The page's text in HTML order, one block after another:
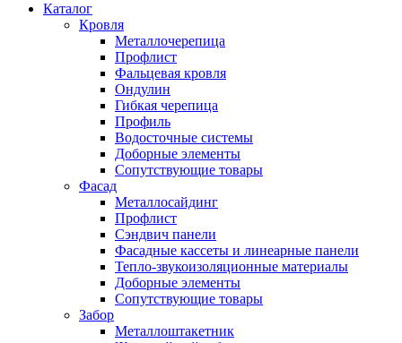
Каталог
Кровля
Металлочерепица
Профлист
Фальцевая кровля
Ондулин
Гибкая черепица
Профиль
Водосточные системы
Доборные элементы
Сопутствующие товары
Фасад
Металлосайдинг
Профлист
Сэндвич панели
Фасадные кассеты и линеарные панели
Тепло-звукоизоляционные материалы
Доборные элементы
Сопутствующие товары
Забор
Металлоштакетник